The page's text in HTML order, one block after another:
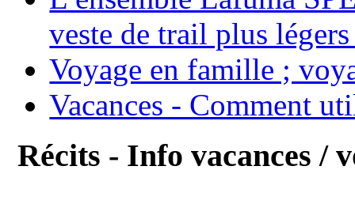
veste de trail plus
Voyage en famille ;
Vacances - Comment
Récits - Info vacances /